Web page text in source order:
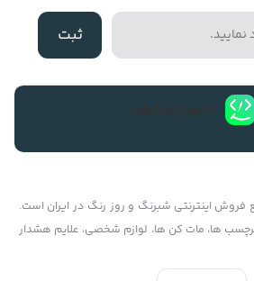
ثبت
فروش اینترنتی شبرنگ و روز رنگ در ایران است.
ها، مات کن ها، لوازم شخصی، علایم هشدار
فروشگاه عرضه می‏‏‏‌شوند. کاربران و مشتریان
بسیار بالا و با دریافت اطلاعاتی کامل برای